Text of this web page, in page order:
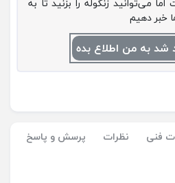
خبر دهیم
شد به من اطلاع بده
فنی نظرات پرسش و پاسخ